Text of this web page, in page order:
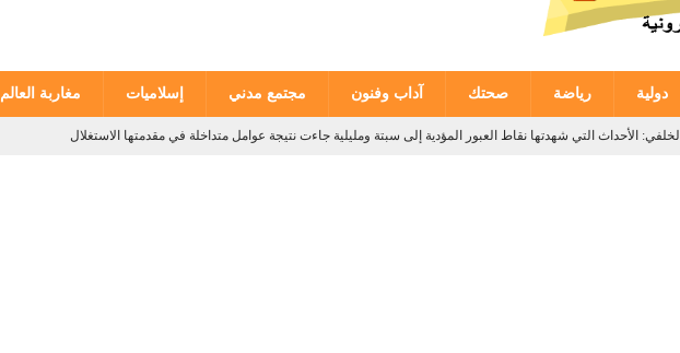
دولية رياضة صحتك آداب وفنون مجتمع مدني إسلاميات مغاربة العالم
الخلفي: الأحداث التي شهدتها نقاط العبور المؤدية إلى سبتة ومليلية جاءت نتيجة عوامل متداخلة في مقدمتها الاستغلال